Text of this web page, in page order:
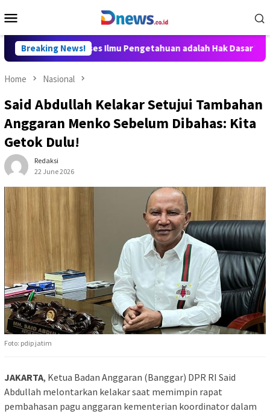
to
Menu
Breaking News!
Akses Ilmu Pengetahuan adalah Hak Dasar Warga Negara
Home Nasional
Said Abdullah Kelakar Setujui Tambahan
Anggaran Menko Sebelum Dibahas: Kita
Getok Dulu!
Redaksi
22 June 2026
Foto: pdip jatim
JAKARTA, Ketua Badan Anggaran (Banggar) DPR RI Said
Abdullah melontarkan kelakar saat memimpin rapat
pembahasan pagu anggaran kementerian koordinator dalam